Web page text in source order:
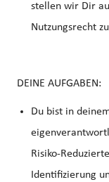
stellen wir Dir
Nutzungsrecht
DEINE AUFGABEN:
Du bist in
Risiko-
Identifizierung